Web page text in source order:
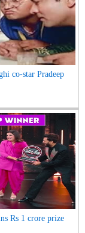
co-star Pradeep
Rs 1 crore prize